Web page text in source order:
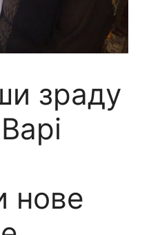
зраду
нове